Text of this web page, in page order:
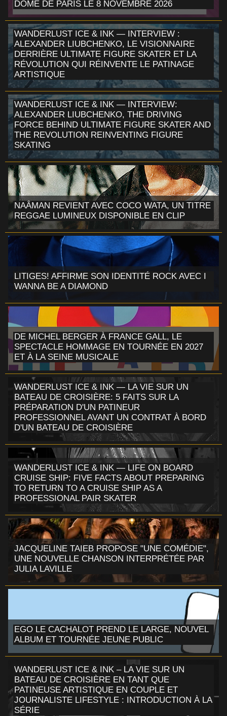
DÔME DE PARIS LE 8 NOVEMBRE 2026
WANDERLUST ICE & INK — INTERVIEW :
ALEXANDER LIUBCHENKO, LE VISIONNAIRE
DERRIÈRE ULTIMATE FIGURE SKATER ET LA
RÉVOLUTION QUI RÉINVENTE LE PATINAGE
ARTISTIQUE
WANDERLUST ICE & INK — INTERVIEW:
ALEXANDER LIUBCHENKO, THE DRIVING
FORCE BEHIND ULTIMATE FIGURE SKATER AND
THE REVOLUTION REINVENTING FIGURE
SKATING
NAÂMAN REVIENT AVEC COCO WATA, UN TITRE
REGGAE LUMINEUX DISPONIBLE EN CLIP
LITIGES! AFFIRME SON IDENTITÉ ROCK AVEC I
WANNA BE A DIAMOND
DE MICHEL BERGER À FRANCE GALL, LE
SPECTACLE HOMMAGE EN TOURNÉE EN 2027
ET À LA SEINE MUSICALE
WANDERLUST ICE & INK — LA VIE SUR UN
BATEAU DE CROISIÈRE: 5 FAITS SUR LA
PRÉPARATION D'UN PATINEUR
PROFESSIONNEL AVANT UN CONTRAT À BORD
D'UN BATEAU DE CROISIÈRE
WANDERLUST ICE & INK — LIFE ON BOARD
CRUISE SHIP: FIVE FACTS ABOUT PREPARING
TO RETURN TO A CRUISE SHIP AS A
PROFESSIONAL PAIR SKATER
JACQUELINE TAIEB PROPOSE "UNE COMÉDIE",
UNE NOUVELLE CHANSON INTERPRÉTÉE PAR
JULIA LAVILLE
EGO LE CACHALOT PREND LE LARGE, NOUVEL
ALBUM ET TOURNÉE JEUNE PUBLIC
WANDERLUST ICE & INK – LA VIE SUR UN
BATEAU DE CROISIÈRE EN TANT QUE
PATINEUSE ARTISTIQUE EN COUPLE ET
JOURNALISTE LIFESTYLE : INTRODUCTION À LA
SÉRIE